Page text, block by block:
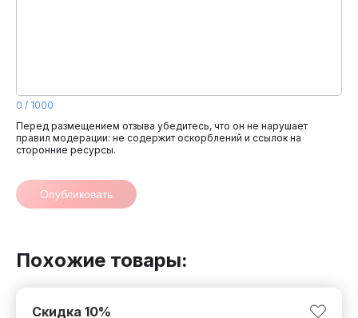
0 / 1000
Перед размещением отзыва убедитесь, что он не нарушает
правил модерации: не содержит оскорблений и ссылок на
сторонние ресурсы.
Опубликовать
Похожие товары:
Скидка 10%